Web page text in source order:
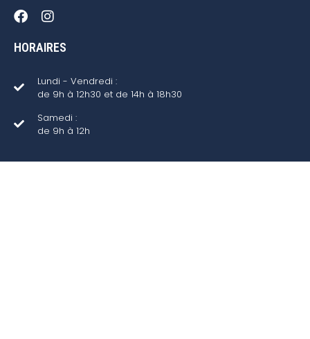
HORAIRES
Lundi - Vendredi :
de 9h à 12h30 et de 14h à 18h30
Samedi :
de 9h à 12h